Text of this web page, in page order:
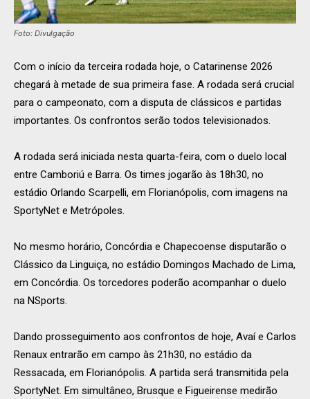
Foto: Divulgação
Com o início da terceira rodada hoje, o Catarinense 2026
chegará à metade de sua primeira fase. A rodada será crucial
para o campeonato, com a disputa de clássicos e partidas
importantes. Os confrontos serão todos televisionados.
A rodada será iniciada nesta quarta-feira, com o duelo local
entre Camboriú e Barra. Os times jogarão às 18h30, no
estádio Orlando Scarpelli, em Florianópolis, com imagens na
SportyNet e Metrópoles.
No mesmo horário, Concórdia e Chapecoense disputarão o
Clássico da Linguiça, no estádio Domingos Machado de Lima,
em Concórdia. Os torcedores poderão acompanhar o duelo
na NSports.
Dando prosseguimento aos confrontos de hoje, Avaí e Carlos
Renaux entrarão em campo às 21h30, no estádio da
Ressacada, em Florianópolis. A partida será transmitida pela
SportyNet. Em simultâneo, Brusque e Figueirense medirão